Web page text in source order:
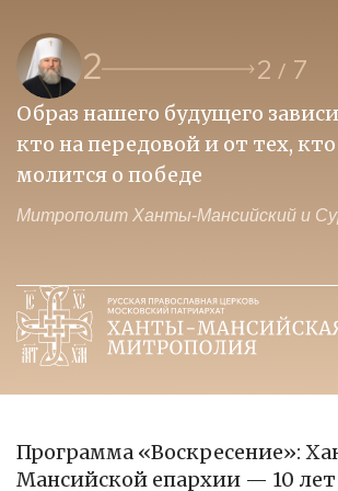
2 2 / 7
Образ нашего будущего
кто на передовой и от тех,
молится о победе
Митрополит Ханты-Мансийский и
Программа «Воскресение»:
Мансийской епархии — 10 лет